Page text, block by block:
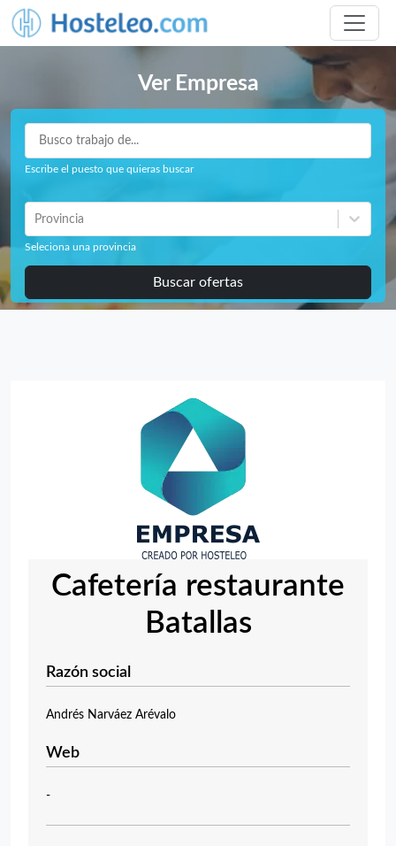
Ver Empresa
Escribe el puesto que quieras buscar
Provincia
Seleciona una provincia
Buscar ofertas
Cafetería restaurante
Batallas
Razón social
Andrés Narváez Arévalo
Web
-